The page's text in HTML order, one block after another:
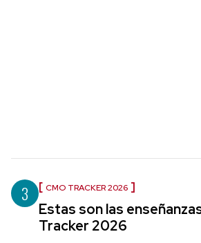
3 CMO TRACKER 2026
Estas son las
Tracker 2026